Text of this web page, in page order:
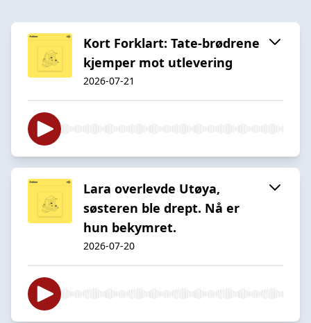
Kort Forklart: Tate-brødrene
kjemper mot utlevering
2026-07-21
Lara overlevde Utøya,
søsteren ble drept. Nå er
hun bekymret.
2026-07-20